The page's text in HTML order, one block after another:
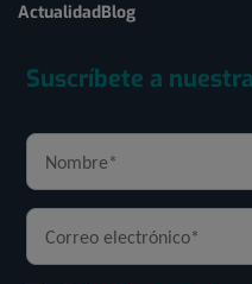
ActualidadBlog
Suscríbete a